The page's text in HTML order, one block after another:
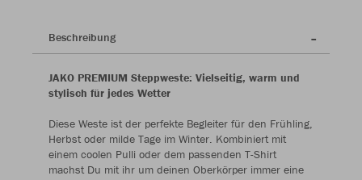
Beschreibung
JAKO PREMIUM Steppweste: Vielseitig, warm und
stylisch für jedes Wetter
Diese Weste ist der perfekte Begleiter für den Frühling,
Herbst oder milde Tage im Winter. Kombiniert mit
einem coolen Pulli oder dem passenden T-Shirt
machst Du mit ihr um deinen Oberkörper immer eine